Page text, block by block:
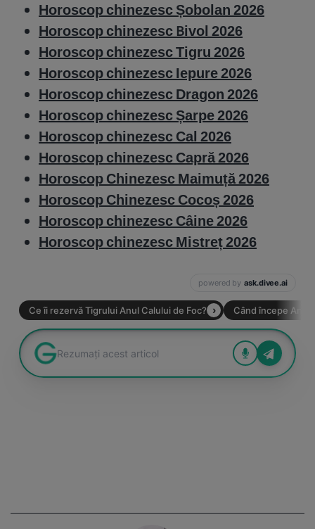
Horoscop chinezesc Șobolan 2026
Horoscop chinezesc Bivol 2026
Horoscop chinezesc Tigru 2026
Horoscop chinezesc Iepure 2026
Horoscop chinezesc Dragon 2026
Horoscop chinezesc Șarpe 2026
Horoscop chinezesc Cal 2026
Horoscop chinezesc Capră 2026
Horoscop Chinezesc Maimuță 2026
Horoscop Chinezesc Cocoș 2026
Horoscop chinezesc Câine 2026
Horoscop chinezesc Mistreț 2026